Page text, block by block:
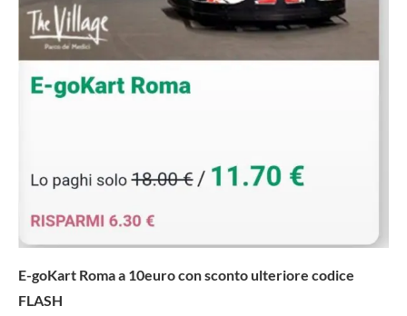
E-goKart Roma a 10euro con sconto ulteriore codice
FLASH